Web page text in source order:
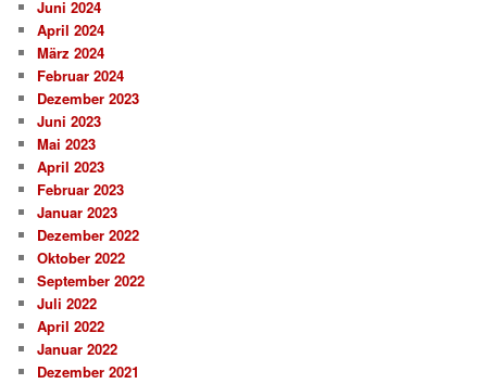
Juni 2024
April 2024
März 2024
Februar 2024
Dezember 2023
Juni 2023
Mai 2023
April 2023
Februar 2023
Januar 2023
Dezember 2022
Oktober 2022
September 2022
Juli 2022
April 2022
Januar 2022
Dezember 2021